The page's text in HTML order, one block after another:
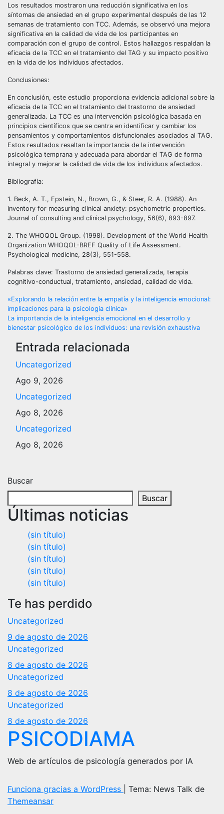
Los resultados mostraron una reducción significativa en los
síntomas de ansiedad en el grupo experimental después de las 12
semanas de tratamiento con TCC. Además, se observó una mejora
significativa en la calidad de vida de los participantes en
comparación con el grupo de control. Estos hallazgos respaldan la
eficacia de la TCC en el tratamiento del TAG y su impacto positivo
en la vida de los individuos afectados.
Conclusiones:
En conclusión, este estudio proporciona evidencia adicional sobre la
eficacia de la TCC en el tratamiento del trastorno de ansiedad
generalizada. La TCC es una intervención psicológica basada en
principios científicos que se centra en identificar y cambiar los
pensamientos y comportamientos disfuncionales asociados al TAG.
Estos resultados resaltan la importancia de la intervención
psicológica temprana y adecuada para abordar el TAG de forma
integral y mejorar la calidad de vida de los individuos afectados.
Bibliografía:
1. Beck, A. T., Epstein, N., Brown, G., & Steer, R. A. (1988). An
inventory for measuring clinical anxiety: psychometric properties.
Journal of consulting and clinical psychology, 56(6), 893-897.
2. The WHOQOL Group. (1998). Development of the World Health
Organization WHOQOL-BREF Quality of Life Assessment.
Psychological medicine, 28(3), 551-558.
Palabras clave: Trastorno de ansiedad generalizada, terapia
cognitivo-conductual, tratamiento, ansiedad, calidad de vida.
Navegación
de
entradas
«Explorando la relación entre la empatía y la inteligencia emocional:
implicaciones para la psicología clínica»
La importancia de la inteligencia emocional en el desarrollo y
bienestar psicológico de los individuos: una revisión exhaustiva
Entrada relacionada
Uncategorized
Ago 9, 2026
Uncategorized
Ago 8, 2026
Uncategorized
Ago 8, 2026
Buscar
Buscar
Últimas noticias
(sin título)
(sin título)
(sin título)
(sin título)
(sin título)
Te has perdido
Uncategorized
9 de agosto de 2026
Uncategorized
8 de agosto de 2026
Uncategorized
8 de agosto de 2026
Uncategorized
8 de agosto de 2026
PSICODIAMA
Web de artículos de psicología generados por IA
Funciona gracias a WordPress
Tema: News Talk de
Themeansar